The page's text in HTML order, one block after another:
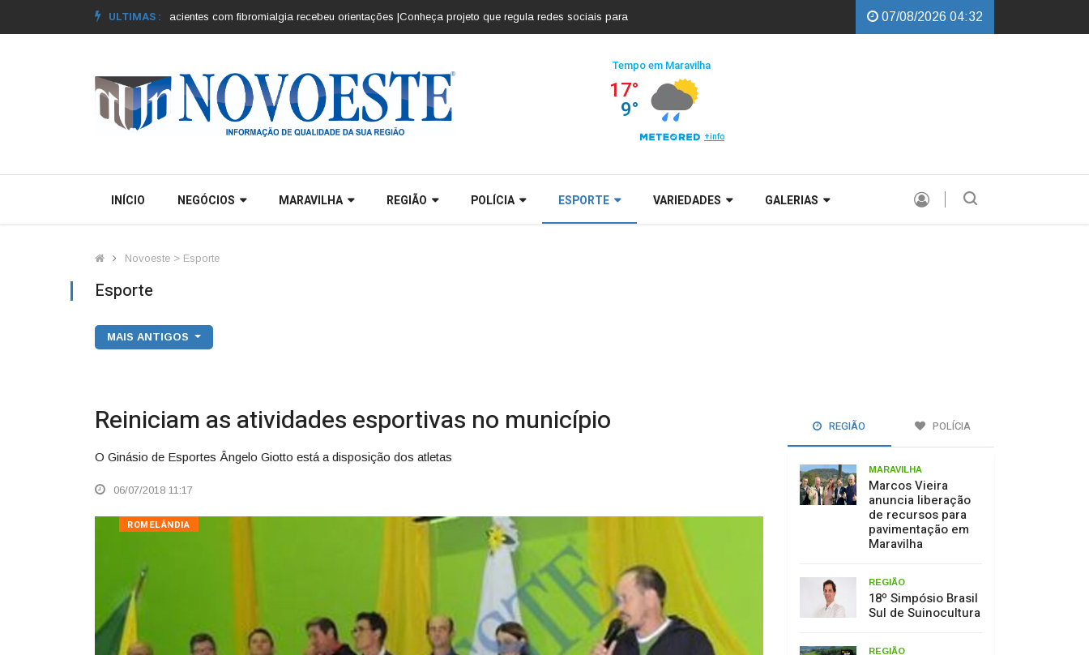
ULTIMAS :
Grupo de pacientes com fibromialgia recebeu orientações |Conheça projeto que regula redes sociais para crianças e adolescentes | Cobalchini garante instalação de Comissão Especial para avaliar a
07/08/2026 04:32
INÍCIO NEGÓCIOS MARAVILHA REGIÃO POLÍCIA ESPORTE VARIEDADES GALERIAS
Novoeste > Esporte
Esporte
MAIS ANTIGOS
Reiniciam as atividades esportivas no município
O Ginásio de Esportes Ângelo Giotto está a disposição dos atletas
06/07/2018 11:17
ROMELÂNDIA
REGIÃO POLÍCIA
MARAVILHA
Marcos Vieira
anuncia liberação
de recursos para
pavimentação em
Maravilha
REGIÃO
18º Simpósio Brasil
Sul de Suinocultura
REGIÃO